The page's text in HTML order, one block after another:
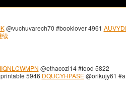
@vuchuvarech70 #booklover 4961
续
IIQNLCWMPN @ethacozi14 #food 5822
5946 DQUCYHPASE@orikujy61